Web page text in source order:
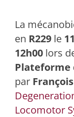
La
en R229 le
12h00 lors
Plateforme
par
Locomotor